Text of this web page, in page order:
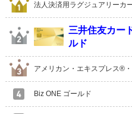
法人決済用ラグジュアリー
三井住友カー
ルド
アメリカン・エキスプレス®
Biz ONE ゴールド